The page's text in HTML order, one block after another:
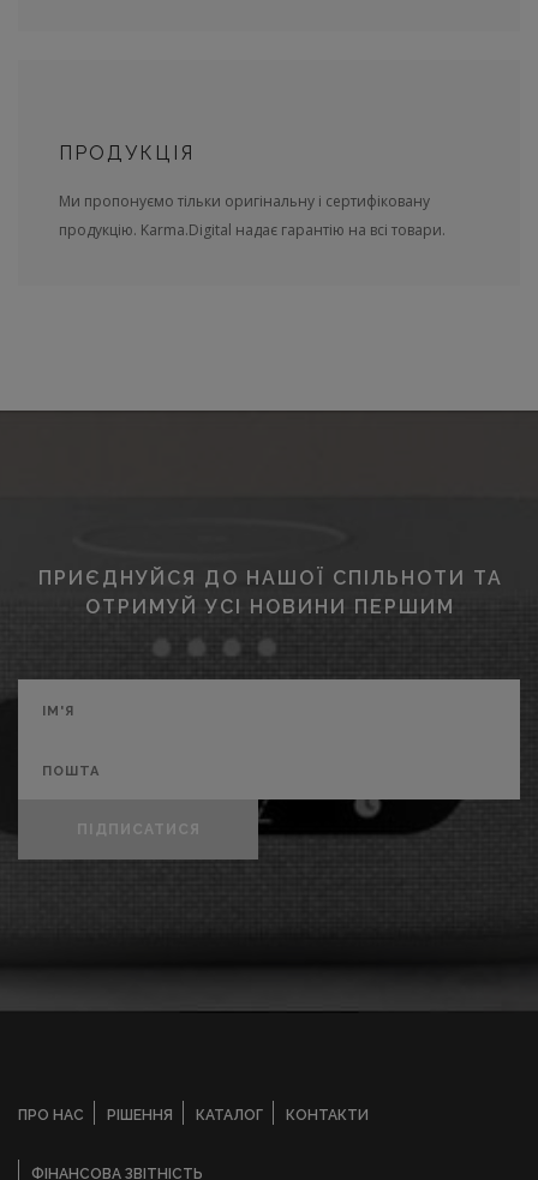
ПРОДУКЦІЯ
Ми пропонуємо тільки оригінальну і сертифіковану
продукцію. Karma.Digital надає гарантію на всі товари.
ПРИЄДНУЙСЯ ДО НАШОЇ СПІЛЬНОТИ ТА
ОТРИМУЙ УСІ НОВИНИ ПЕРШИМ
ПІДПИСАТИСЯ
ПРО НАС РІШЕННЯ КАТАЛОГ КОНТАКТИ
ФІНАНСОВА ЗВІТНІСТЬ